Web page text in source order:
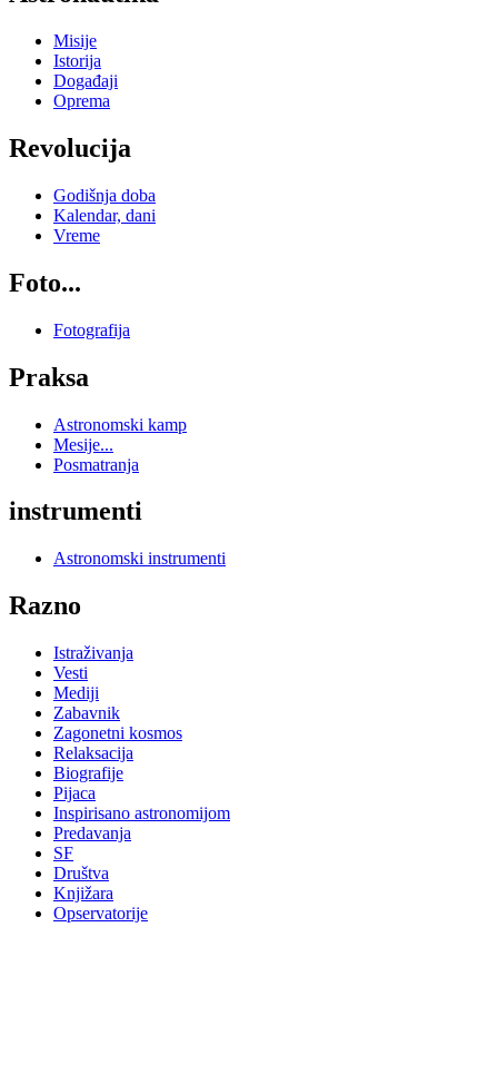
Misije
Istorija
Događaji
Oprema
Revolucija
Godišnja doba
Kalendar, dani
Vreme
Foto...
Fotografija
Praksa
Astronomski kamp
Mesije...
Posmatranja
instrumenti
Astronomski instrumenti
Razno
Istraživanja
Vesti
Mediji
Zabavnik
Zagonetni kosmos
Relaksacija
Biografije
Pijaca
Inspirisano astronomijom
Predavanja
SF
Društva
Knjižara
Opservatorije